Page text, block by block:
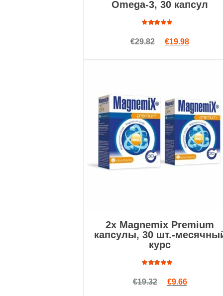
Omega-3, 30 капсул
4.88
из
€29.82 €19.98Текущая
2x Magnemix Premium
капсулы, 30 шт.-
курс
4.75
из
€19.32 €9.66Текущая